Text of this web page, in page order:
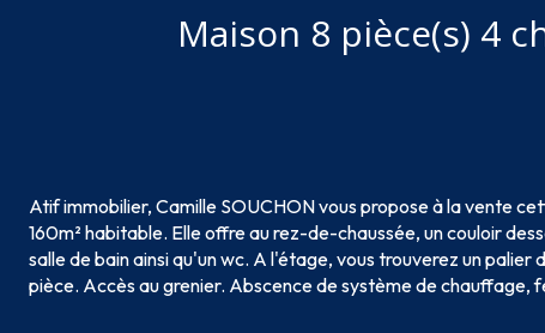
Atif immobilier, Camille SOUCHON vous propose à la vente
160m² habitable. Elle offre au rez-de-chaussée, un couloir
salle de bain ainsi qu'un wc. A l'étage, vous trouverez un
pièce. Accès au grenier. Abscence de système de